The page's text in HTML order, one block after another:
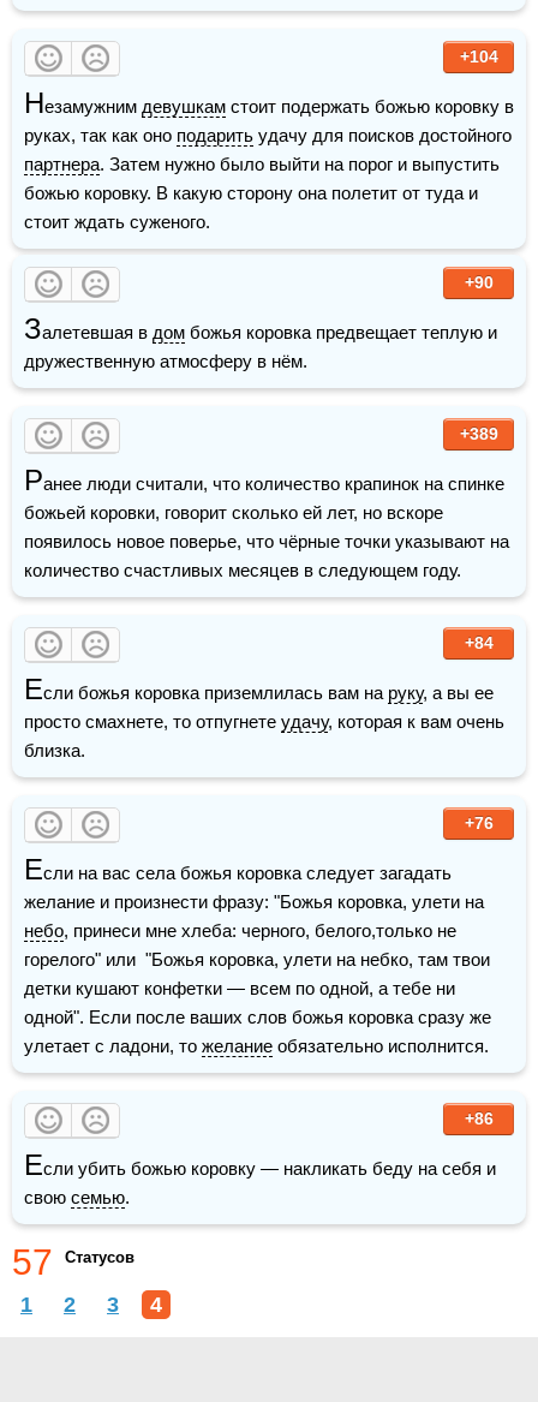
+104
Незамужним девушкам стоит подержать божью коровку в
руках, так как оно подарить
партнера. Затем нужно было выйти на порог и выпустить
божью коровку. В какую сторону она полетит от туда и
стоит ждать суженого.
+90
Залетевшая в дом божья коровка предвещает теплую и
дружественную атмосферу в нём.
+389
Ранее люди считали, что количество крапинок на спинке
божьей коровки, говорит сколько ей лет, но вскоре
появилось новое поверье, что чёрные точки указывают на
+84
Если божья коровка приземлилась вам на руку, а вы ее
просто смахнете, то отпугнете удачу, которая к вам очень
близка.
+76
Если на вас села божья коровка следует загадать
небо, принеси мне хлеба: черного, белого,только не
горелого" или  "Божья коровка, улети на небко, там твои
детки кушают конфетки — всем по одной, а тебе ни
одной". Если после ваших слов божья коровка сразу же
улетает с ладони, то желание обязательно исполнится.
+86
Если убить божью коровку — накликать беду на себя и
свою семью.
57 Статусов
1 2 3 4